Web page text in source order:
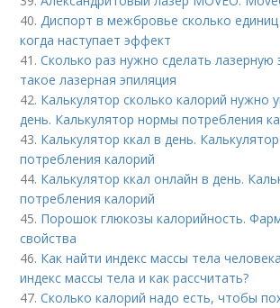
40.Диспорт в межбровье сколько
когда наступает эффект
41.Сколько раз нужно сделать лазерную
такое лазерная эпиляция
42. Калькулятор сколько калорий нужно
день. Калькулятор нормы потребления
43. Калькулятор ккал в день.
потребления калорий
44. Калькулятор ккал онлайн в день.
потребления калорий
45. Порошок глюкозы калорийность.
свойства
46. Как найти индекс массы тела
индекс массы тела и как рассчитать?
47.Сколько калорий надо есть, чтобы